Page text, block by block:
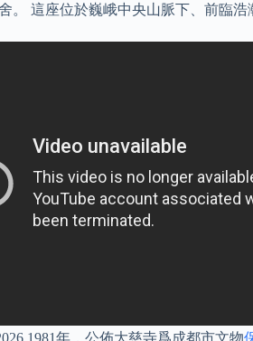
。 這座位於巍峨中央山脈下、前臨
1981年，公佈大慈寺爲成都市文物